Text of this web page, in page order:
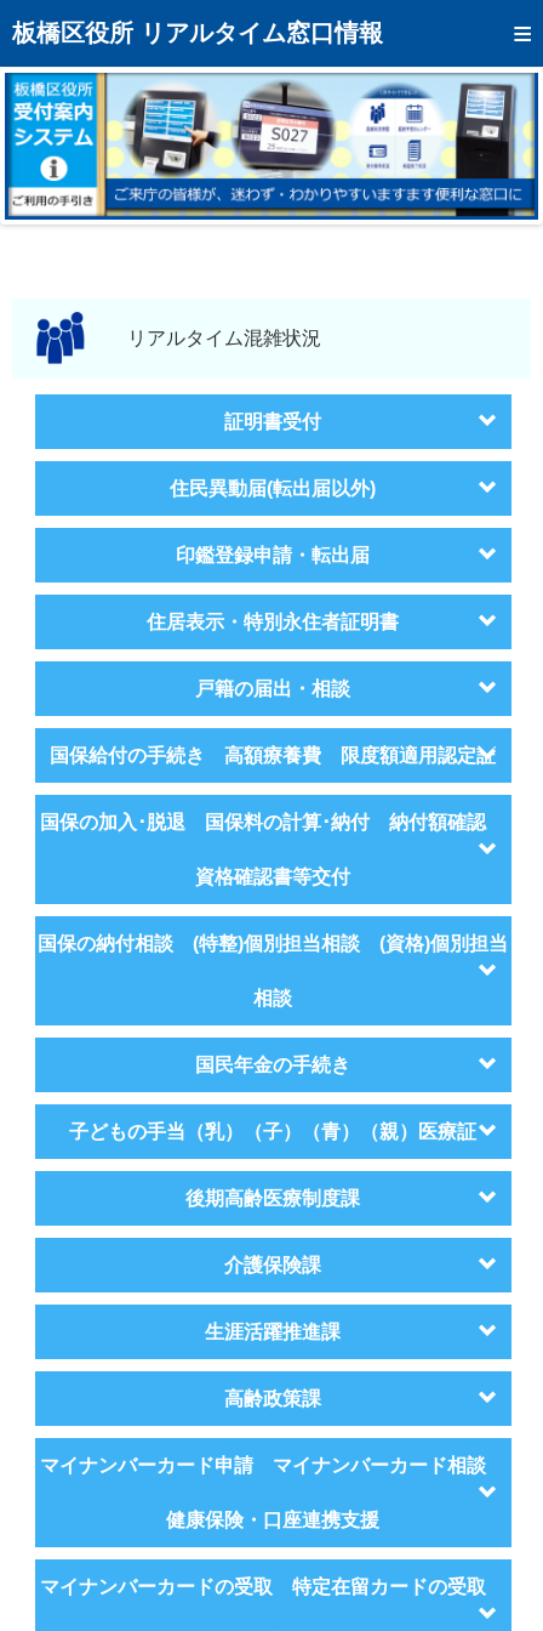
板橋区役所 リアルタイム窓口情報
トップページへ
混雑予想カレンダー
リアルタイム混雑状況
リアルタイム受付番号状況
メール通知登録
モバイルサイトリアルタイム混雑状況
証明書受付
住民異動届(転出届以外)
印鑑登録申請・転出届
住居表示・特別永住者証明書
戸籍の届出・相談
国保給付の手続き 高額療養費 限度額適用認定証
国保の加入･脱退 国保料の計算･納付 納付額確認
資格確認書等交付
国保の納付相談 (特整)個別担当相談 (資格)個別担当
相談
国民年金の手続き
子どもの手当（乳）（子）（青）（親）医療証
後期高齢医療制度課
介護保険課
生涯活躍推進課
高齢政策課
マイナンバーカード申請 マイナンバーカード相談
健康保険・口座連携支援
マイナンバーカードの受取 特定在留カードの受取